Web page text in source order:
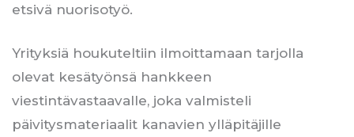
etsivä nuorisotyö.
Yrityksiä houkuteltiin ilmoittamaan tarjolla
olevat kesätyönsä hankkeen
viestintävastaavalle, joka valmisteli
päivitysmateriaalit kanavien ylläpitäjille